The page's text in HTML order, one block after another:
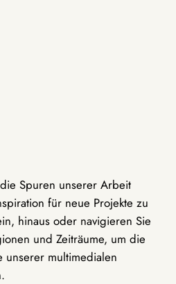
Spuren unserer Arbeit
für neue Projekte zu
hinaus oder navigieren Sie
und Zeiträume, um die
unserer multimedialen